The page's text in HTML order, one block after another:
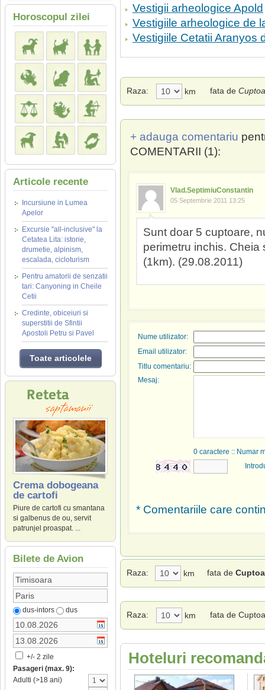
Horoscopul zilei
Articole recente
Incursiune in Lumea
Apelor
Excursie "all-inclusive" la
Cetatea Lita: istorie,
drumetie, alpinism,
escalada, cicloturism
Pentru amatorii de senzatii
tari: Canyoning in Cheile
Cetii
Credinte, obiceiuri si
superstitii de Sfintii
Apostoli Petru si Pavel
Toate articolele
Crema dobogeana
de cartofi
Piure de cartofi cu smantana
si galbenus de ou, servit
patrunjel proaspat. ...
Bilete de Avion
dus-intors dus
+/- 2 zile
Pasageri (max. 9):
Adulti (>18 ani)
Vestigii arheologice Apold
Vestigiile arheologice de
Vestigiile Cetatii Aranyos
Raza: km fata de
+ adauga comentariu
COMENTARII (1):
Vlad.SeptimiuConstantin
05 Septembrie 2011 13:25
Sunt doar 5 cuptoare,
perimetru inchis. Cheia
(1km). (29.08.2011)
Nume utilizator:
Email utilizator:
Titlu comentariu:
Mesaj:
0 caractere :: Numar
* Comentariile care
Raza: km fata de
Raza: km fata de
Hoteluri